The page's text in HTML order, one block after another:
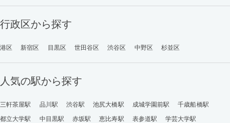
行政区から探す
港区 新宿区 目黒区 世田谷区 渋谷区 中野区 杉並区
人気の駅から探す
三軒茶屋駅 品川駅 渋谷駅 池尻大橋駅 成城学園前駅
千歳船橋駅
都立大学駅
中目黒駅 赤坂駅 恵比寿駅 表参道駅
学芸大学駅